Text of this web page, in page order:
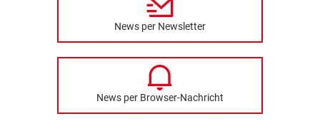
News per Newsletter
News per Browser-Nachricht